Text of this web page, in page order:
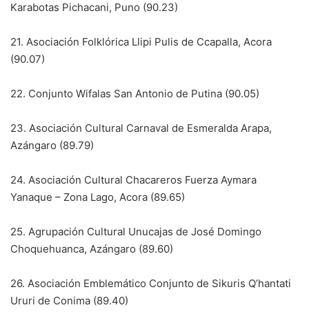
Karabotas Pichacani, Puno (90.23)
21. Asociación Folklórica Llipi Pulis de Ccapalla, Acora
(90.07)
22. Conjunto Wifalas San Antonio de Putina (90.05)
23. Asociación Cultural Carnaval de Esmeralda Arapa,
Azángaro (89.79)
24. Asociación Cultural Chacareros Fuerza Aymara
Yanaque – Zona Lago, Acora (89.65)
25. Agrupación Cultural Unucajas de José Domingo
Choquehuanca, Azángaro (89.60)
26. Asociación Emblemático Conjunto de Sikuris Q’hantati
Ururi de Conima (89.40)